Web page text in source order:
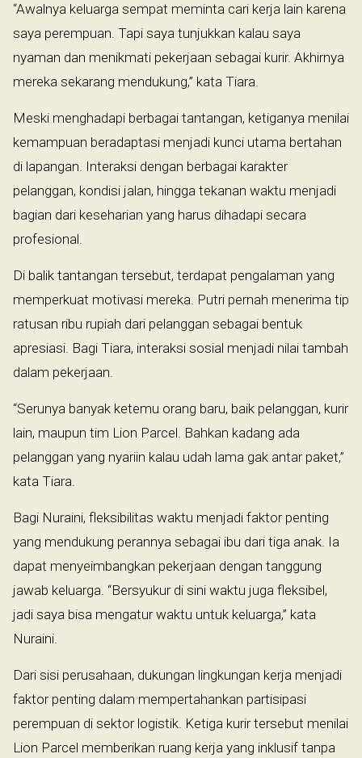
“Awalnya keluarga sempat meminta cari kerja lain karena
saya perempuan. Tapi saya tunjukkan kalau saya
nyaman dan menikmati pekerjaan sebagai kurir. Akhirnya
mereka sekarang mendukung,” kata Tiara.
Meski menghadapi berbagai tantangan, ketiganya menilai
kemampuan beradaptasi menjadi kunci utama bertahan
di lapangan. Interaksi dengan berbagai karakter
pelanggan, kondisi jalan, hingga tekanan waktu menjadi
bagian dari keseharian yang harus dihadapi secara
profesional.
Di balik tantangan tersebut, terdapat pengalaman yang
memperkuat motivasi mereka. Putri pernah menerima tip
ratusan ribu rupiah dari pelanggan sebagai bentuk
apresiasi. Bagi Tiara, interaksi sosial menjadi nilai tambah
dalam pekerjaan.
“Serunya banyak ketemu orang baru, baik pelanggan, kurir
lain, maupun tim Lion Parcel. Bahkan kadang ada
pelanggan yang nyariin kalau udah lama gak antar paket,”
kata Tiara.
Bagi Nuraini, fleksibilitas waktu menjadi faktor penting
yang mendukung perannya sebagai ibu dari tiga anak. Ia
dapat menyeimbangkan pekerjaan dengan tanggung
jawab keluarga. “Bersyukur di sini waktu juga fleksibel,
jadi saya bisa mengatur waktu untuk keluarga,” kata
Nuraini.
Dari sisi perusahaan, dukungan lingkungan kerja menjadi
faktor penting dalam mempertahankan partisipasi
perempuan di sektor logistik. Ketiga kurir tersebut menilai
Lion Parcel memberikan ruang kerja yang inklusif tanpa